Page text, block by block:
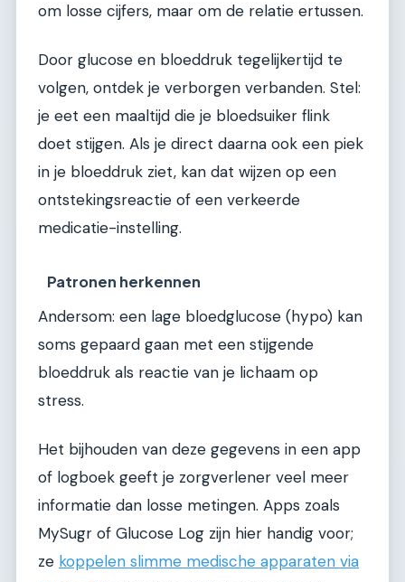
om losse cijfers, maar om de relatie ertussen.
Door glucose en bloeddruk tegelijkertijd te
volgen, ontdek je verborgen verbanden. Stel:
je eet een maaltijd die je bloedsuiker flink
doet stijgen. Als je direct daarna ook een piek
in je bloeddruk ziet, kan dat wijzen op een
ontstekingsreactie of een verkeerde
medicatie-instelling.
Patronen herkennen
Andersom: een lage bloedglucose (hypo) kan
soms gepaard gaan met een stijgende
bloeddruk als reactie van je lichaam op
stress.
Het bijhouden van deze gegevens in een app
of logboek geeft je zorgverlener veel meer
informatie dan losse metingen. Apps zoals
MySugr of Glucose Log zijn hier handig voor;
ze koppelen slimme medische apparaten via